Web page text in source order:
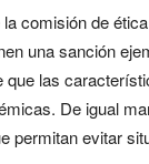
comisión de
una sanción
que las
De igual
permitan evitar